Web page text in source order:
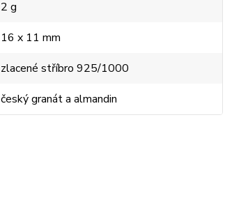
2 g
16 x 11 mm
zlacené stříbro 925/1000
český granát a almandin